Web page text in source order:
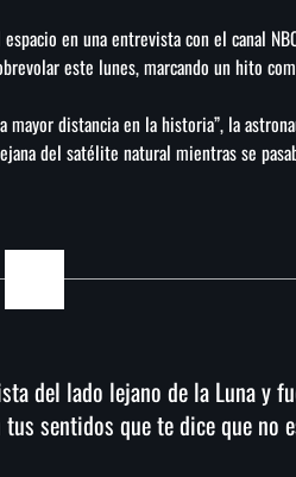
en una entrevista con el canal
este lunes, marcando un hito
distancia en la historia”, la
del satélite natural mientras se
del lado lejano de la Luna y
sentidos que te dice que no